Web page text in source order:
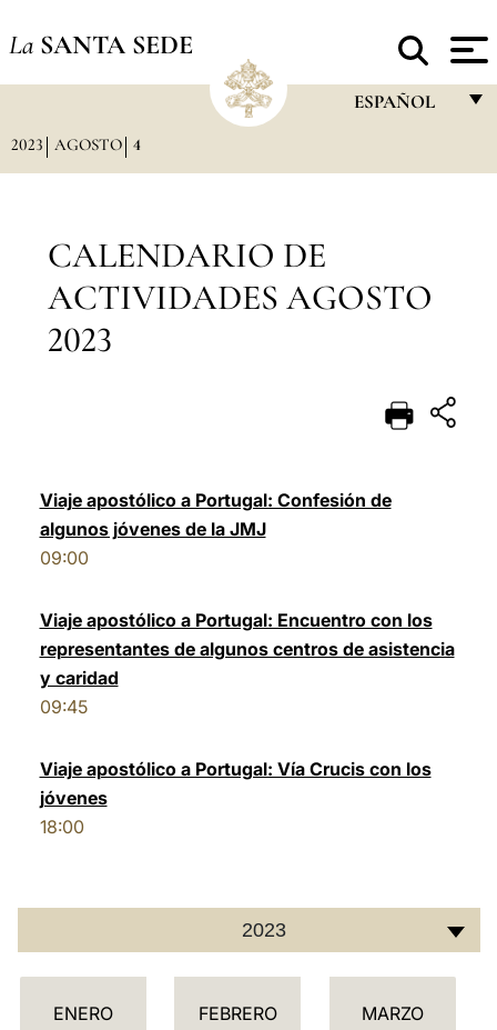
La SANTA SEDE
ESPAÑOL
POLSKI
中文
2023 AGOSTO 4
CALENDARIO DE
ACTIVIDADES AGOSTO
2023
Viaje apostólico a Portugal: Confesión de
algunos jóvenes de la JMJ
09:00
Viaje apostólico a Portugal: Encuentro con los
representantes de algunos centros de asistencia
y caridad
09:45
Viaje apostólico a Portugal: Vía Crucis con los
jóvenes
18:00
2023
C
ENERO FEBRERO MARZO